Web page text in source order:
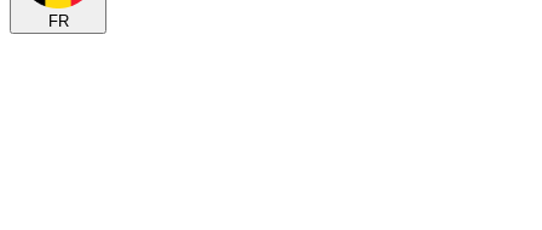
FR